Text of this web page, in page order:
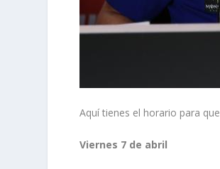
Aquí tienes el horario para que
Viernes 7 de abril